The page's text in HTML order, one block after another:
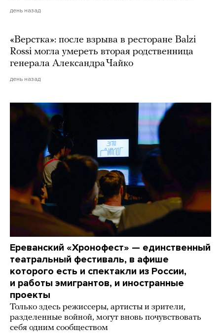
день назад
«Верстка»: после взрыва в ресторане Balzi
Rossi могла умереть вторая родственница
генерала Александра Чайко
день назад
Ереванский «Хронофест» — единственный
театральный фестиваль, в афише
которого есть и спектакли из России,
и работы эмигрантов, и иностранные
проекты
Только здесь режиссеры, артисты и зрители,
разделенные войной, могут вновь почувствовать
себя одним сообществом